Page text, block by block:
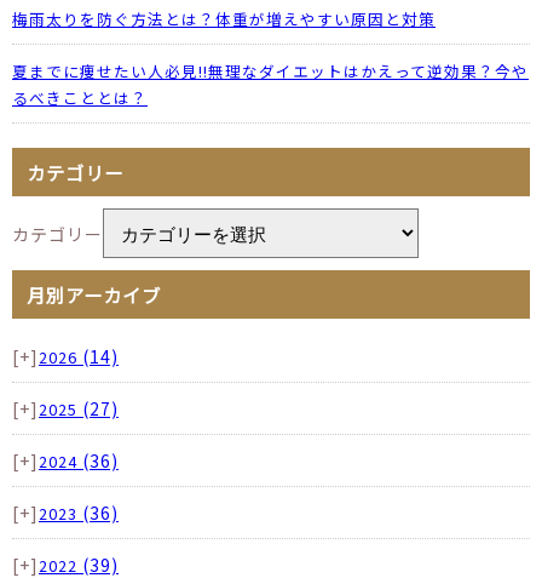
梅雨太りを防ぐ方法とは？体重が増えやすい原因と対策
夏までに痩せたい人必見!!無理なダイエットはかえって逆効果？今や
るべきこととは？
カテゴリー
カテゴリー
月別アーカイブ
[+] 2026 (14)
[+] 2025 (27)
[+] 2024 (36)
[+] 2023 (36)
[+] 2022 (39)